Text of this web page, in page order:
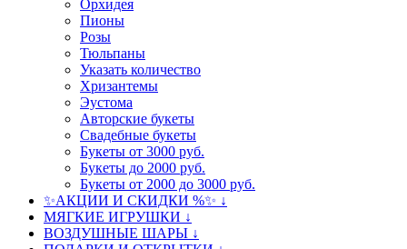
Орхидея
Пионы
Розы
Тюльпаны
Указать количество
Хризантемы
Эустома
Авторские букеты
Свадебные букеты
Букеты от 3000 руб.
Букеты до 2000 руб.
Букеты от 2000 до 3000 руб.
✨АКЦИИ И СКИДКИ %✨ ↓
МЯГКИЕ ИГРУШКИ ↓
ВОЗДУШНЫЕ ШАРЫ ↓